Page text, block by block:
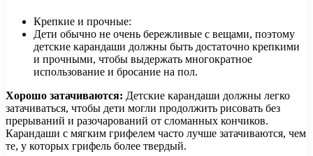
Крепкие и прочные:
Дети обычно не очень бережливые с вещами, поэтому
детские карандаши должны быть достаточно крепкими
и прочными, чтобы выдержать многократное
использование и бросание на пол.
Хорошо затачиваются: Детские карандаши должны легко
затачиваться, чтобы дети могли продолжить рисовать без
прерываний и разочарований от сломанных кончиков.
Карандаши с мягким грифелем часто лучше затачиваются, чем
те, у которых грифель более твердый.